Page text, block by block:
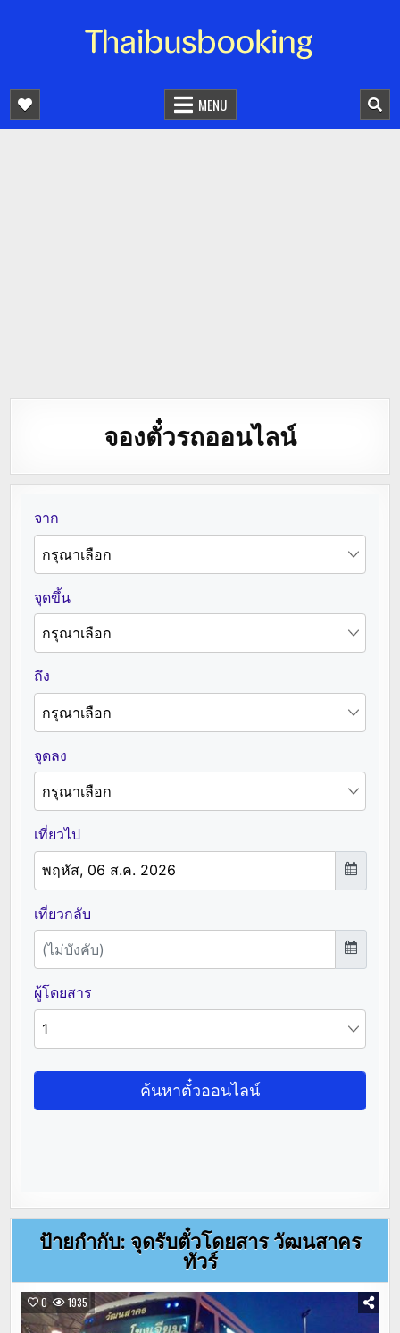
จองตั๋วรถออนไลน์ 24 ชั่วโมง
MENU
จองตั๋วรถออนไลน์
ป้ายกำกับ: จุดรับตั๋วโดยสาร วัฒนสาคร
ทัวร์
0 1935